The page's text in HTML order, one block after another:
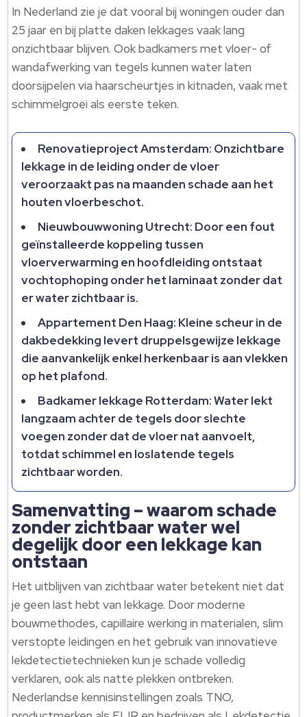
In Nederland zie je dat vooral bij woningen ouder dan
25 jaar en bij platte daken lekkages vaak lang
onzichtbaar blijven. Ook badkamers met vloer- of
wandafwerking van tegels kunnen water laten
doorsijpelen via haarscheurtjes in kitnaden, vaak met
schimmelgroei als eerste teken.
Renovatieproject Amsterdam: Onzichtbare
lekkage in de leiding onder de vloer
veroorzaakt pas na maanden schade aan het
houten vloerbeschot.
Nieuwbouwwoning Utrecht: Door een fout
geïnstalleerde koppeling tussen
vloerverwarming en hoofdleiding ontstaat
vochtophoping onder het laminaat zonder dat
er water zichtbaar is.
Appartement Den Haag: Kleine scheur in de
dakbedekking levert druppelsgewijze lekkage
die aanvankelijk enkel herkenbaar is aan vlekken
op het plafond.
Badkamer lekkage Rotterdam: Water lekt
langzaam achter de tegels door slechte
voegen zonder dat de vloer nat aanvoelt,
totdat schimmel en loslatende tegels
zichtbaar worden.
Samenvatting – waarom schade
zonder zichtbaar water wel
degelijk door een lekkage kan
ontstaan
Het uitblijven van zichtbaar water betekent niet dat
je geen last hebt van lekkage. Door moderne
bouwmethodes, capillaire werking in materialen, slim
verstopte leidingen en het gebruik van innovatieve
lekdetectietechnieken kun je schade volledig
verklaren, ook als natte plekken ontbreken.
Nederlandse kennisinstellingen zoals TNO,